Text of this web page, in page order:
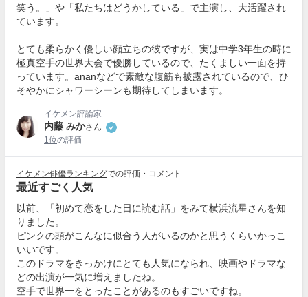
笑う。」や「私たちはどうかしている」で主演し、大活躍され
ています。
とても柔らかく優しい顔立ちの彼ですが、実は中学3年生の時に
極真空手の世界大会で優勝しているので、たくましい一面を持
っています。ananなどで素敵な腹筋も披露されているので、ひ
そやかにシャワーシーンも期待してしまいます。
イケメン評論家
内藤 みかさん
1位の評価
イケメン俳優ランキングでの評価・コメント
最近すごく人気
以前、「初めて恋をした日に読む話」をみて横浜流星さんを知
りました。
ピンクの頭がこんなに似合う人がいるのかと思うくらいかっこ
いいです。
このドラマをきっかけにとても人気になられ、映画やドラマな
どの出演が一気に増えましたね。
空手で世界一をとったことがあるのもすごいですね。